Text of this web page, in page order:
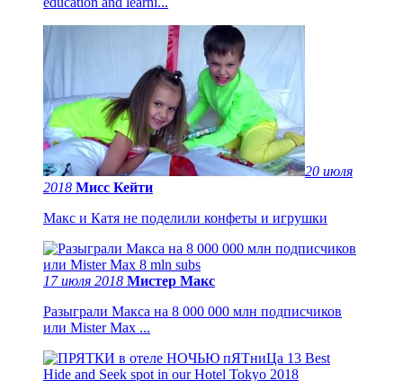
20 июля
2018 Мисс Кейти
Макс и Катя не поделили конфеты и игрушки
17 июля 2018 Мистер Макс
Разыграли Макса на 8 000 000 млн подписчиков
или Mister Max ...